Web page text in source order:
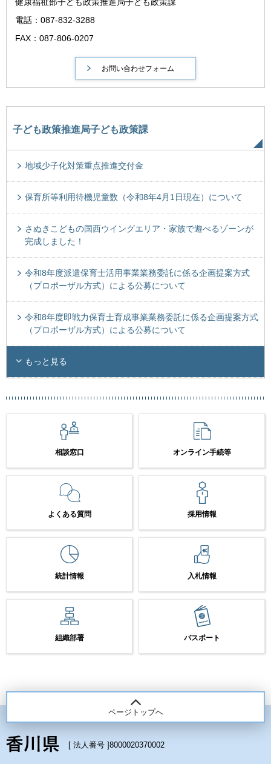
健康福祉部子ども政策推進局子ども政策課
電話：087-832-3288
FAX：087-806-0207
子ども政策推進局子ども政策課
地域少子化対策重点推進交付金
保育所等利用待機児童数（令和8年4月1日現在）について
さぬきこどもの国西ウイングエリア・家族で遊べるゾーンが
完成しました！
令和8年度派遣保育士活用事業業務委託に係る企画提案方式
（プロポーザル方式）による公募について
令和8年度即戦力保育士育成事業業務委託に係る企画提案方式
（プロポーザル方式）による公募について
もっと見る
相談窓口 オンライン手続等
よくある質問 採用情報
統計情報 入札情報
組織部署 パスポート
ページトップへ
[ 法人番号 ]8000020370002